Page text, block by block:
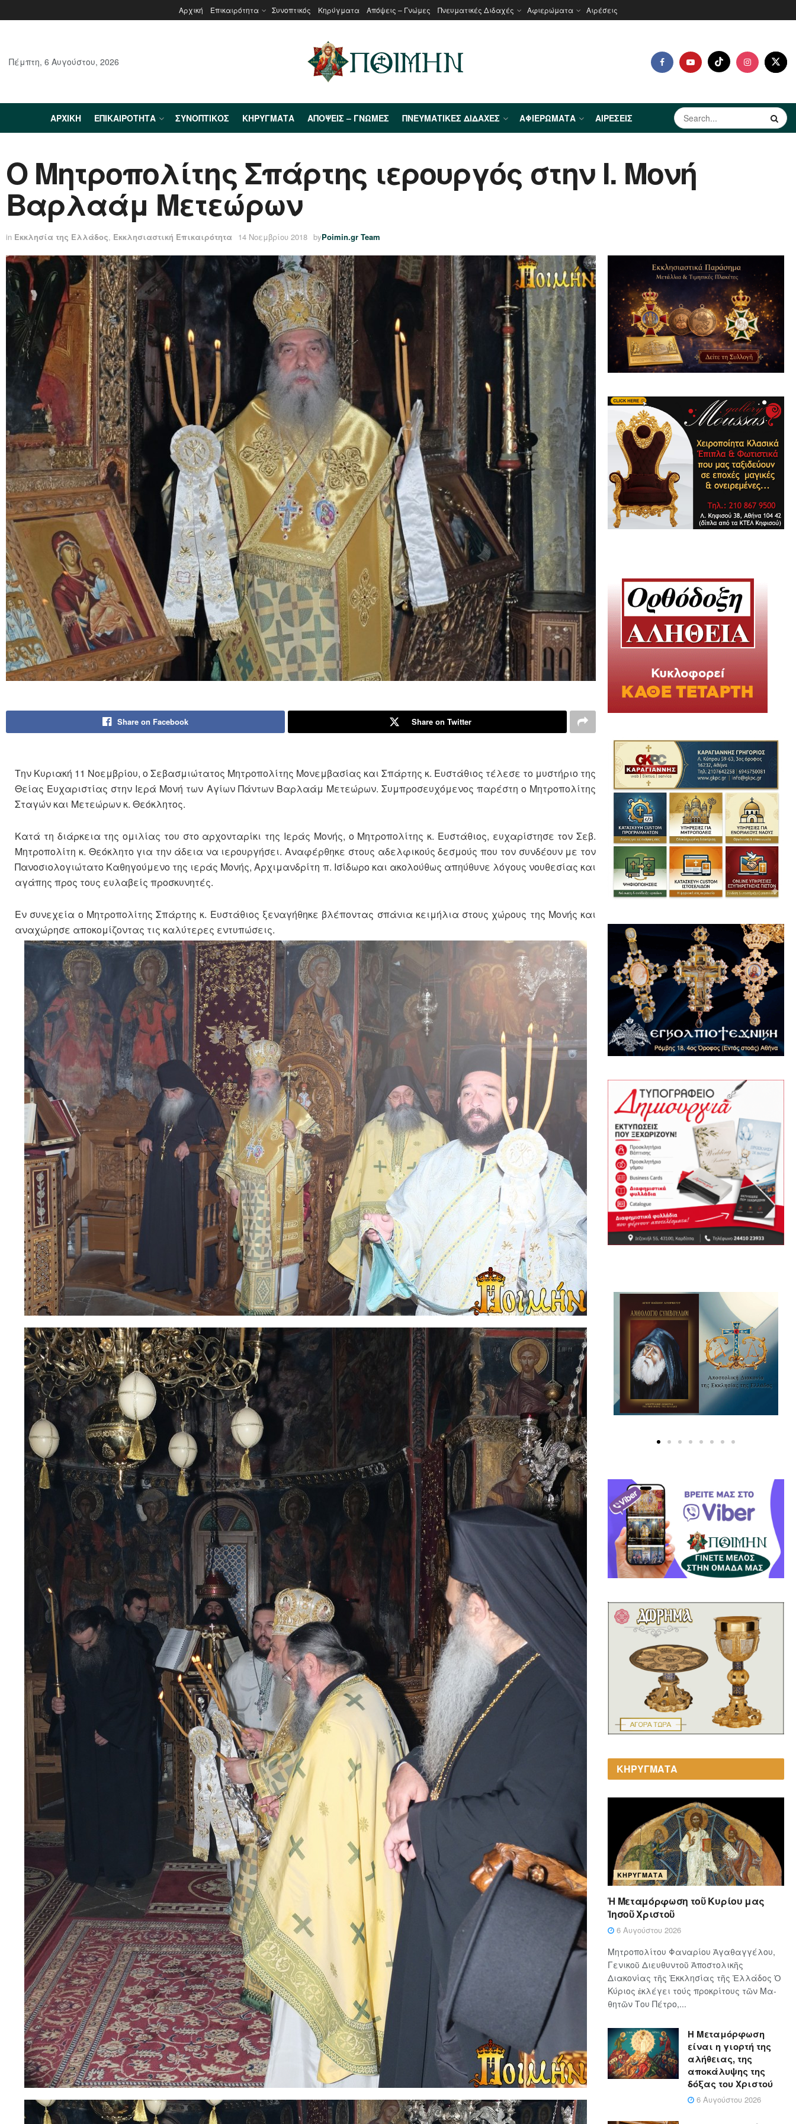
Αρχική Επικαιρότητα Συνοπτικός Κηρύγματα Απόψεις – Γνώμες Πνευματικές Διδαχές Αφιερώματα Αιρέσεις
Πέμπτη, 6 Αυγούστου, 2026
ΑΡΧΙΚΉ ΕΠΙΚΑΙΡΌΤΗΤΑ ΣΥΝΟΠΤΙΚΌΣ ΚΗΡΎΓΜΑΤΑ ΑΠΌΨΕΙΣ – ΓΝΏΜΕΣ ΠΝΕΥΜΑΤΙΚΈΣ ΔΙΔΑΧΈΣ ΑΦΙΕΡΏΜΑΤΑ ΑΙΡΈΣΕΙΣ
Ο Μητροπολίτης Σπάρτης ιερουργός στην Ι. Μονή
Βαρλαάμ Μετεώρων
in Εκκλησία της Ελλάδος, Εκκλησιαστική Επικαιρότητα 14 Νοεμβρίου 2018 byPoimin.gr Team
Share on Facebook Share on Twitter
Την Κυριακή 11 Νοεμβρίου, ο Σεβασμιώτατος Μητροπολίτης Μονεμβασίας και Σπάρτης κ. Ευστάθιος τέλεσε το μυστήριο της
Θείας Ευχαριστίας στην Ιερά Μονή των Αγίων Πάντων Βαρλαάμ Μετεώρων. Συμπροσευχόμενος παρέστη ο Μητροπολίτης
Σταγών και Μετεώρων κ. Θεόκλητος.
Κατά τη διάρκεια της ομιλίας του στο αρχονταρίκι της Ιεράς Μονής, ο Μητροπολίτης κ. Ευστάθιος, ευχαρίστησε τον Σεβ.
Μητροπολίτη κ. Θεόκλητο για την άδεια να ιερουργήσει. Αναφέρθηκε στους αδελφικούς δεσμούς που τον συνδέουν με τον
Πανοσιολογιώτατο Καθηγούμενο της ιεράς Μονής, Αρχιμανδρίτη π. Ισίδωρο και ακολούθως απηύθυνε λόγους νουθεσίας και
αγάπης προς τους ευλαβείς προσκυνητές.
Εν συνεχεία ο Μητροπολίτης Σπάρτης κ. Ευστάθιος ξεναγήθηκε βλέποντας σπάνια κειμήλια στους χώρους της Μονής και
αναχώρησε αποκομίζοντας τις καλύτερες εντυπώσεις.
ΚΗΡΥΓΜΑΤΑ
ΚΗΡΎΓΜΑΤΑ
Ἡ Μεταμόρφωση τοῦ Κυρίου μας
Ἰησοῦ Χριστοῦ
6 Αυγούστου 2026
Μητροπολίτου Φαναρίου Ἀγαθαγγέλου,
Γενικοῦ Διευθυντοῦ Ἀποστολικῆς
Διακονίας τῆς Ἐκκλησίας τῆς Ἑλλάδος Ὁ
Κύ­ρι­ος ἐκλέγει τούς προ­κρί­τους τῶν Μα­
θη­τῶν Του Πέ­τρο,...
Η Μεταμόρφωση
είναι η γιορτή της
αλήθειας, της
αποκάλυψης της
δόξας του Χριστού
6 Αυγούστου 2026